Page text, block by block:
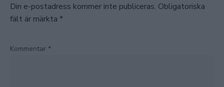
Din e-postadress kommer inte publiceras. Obligatoriska
fält är märkta *
Kommentar *